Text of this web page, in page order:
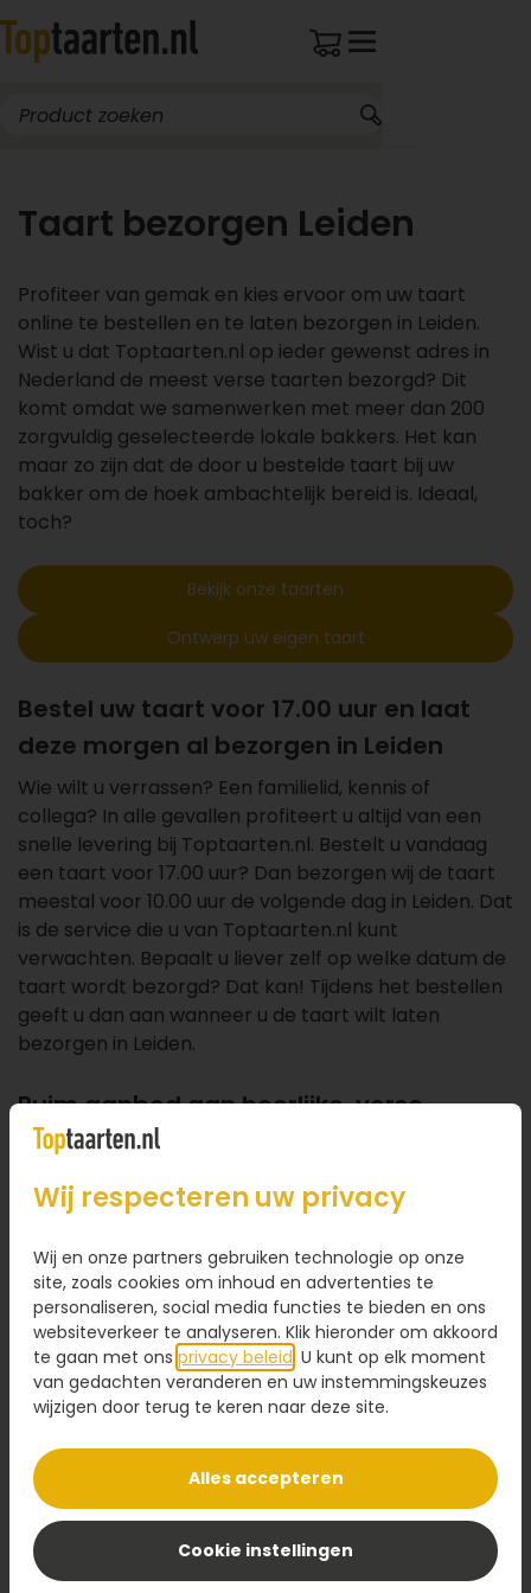
Taart bezorgen Leiden
Profiteer van gemak en kies ervoor om uw taart
online te bestellen en te laten bezorgen in Leiden.
Wist u dat Toptaarten.nl op ieder gewenst adres in
Nederland de meest verse taarten bezorgd? Dit
komt omdat we samenwerken met meer dan 200
zorgvuldig geselecteerde lokale bakkers. Het kan
maar zo zijn dat de door u bestelde taart bij uw
bakker om de hoek ambachtelijk bereid is. Ideaal,
toch?
Bekijk onze taarten
Ontwerp uw eigen taart
Bestel uw taart voor 17.00 uur en laat
deze morgen al bezorgen in Leiden
Wie wilt u verrassen? Een familielid, kennis of
collega? In alle gevallen profiteert u altijd van een
snelle levering bij Toptaarten.nl. Bestelt u vandaag
een taart voor 17.00 uur? Dan bezorgen wij de taart
meestal voor 10.00 uur de volgende dag in Leiden. Dat
is de service die u van Toptaarten.nl kunt
verwachten. Bepaalt u liever zelf op welke datum de
taart wordt bezorgd? Dat kan! Tijdens het bestellen
geeft u dan aan wanneer u de taart wilt laten
bezorgen in Leiden.
Ruim aanbod aan heerlijke, verse
taarten en gebakjes
Welke taart wilt u versturen naar de ontvanger in
Leiden? Bij Toptaarten.nl kiest u uit verschillende
kennis of collega van een lekkereslagroomtaart
wilt u juist voor uzelf eenmarsepeintaartbestellen en
versturen naar Leiden? Verwen uzelf of iemand
anders met onze heerlijke taarten. Zoekt u nog een
leuke traktatie voor op uw werk? Kies dan vooreen
van de gebakjes:
Bananensoezen
Moorkoppen
Wij respecteren uw privacy
Wij en onze partners gebruiken technologie op onze
site, zoals cookies om inhoud en advertenties te
personaliseren, social media functies te bieden en ons
websiteverkeer te analyseren. Klik hieronder om akkoord
te gaan met ons privacy beleid . U kunt op elk moment
van gedachten veranderen en uw instemmingskeuzes
wijzigen door terug te keren naar deze site.
Alles accepteren
Cookie instellingen